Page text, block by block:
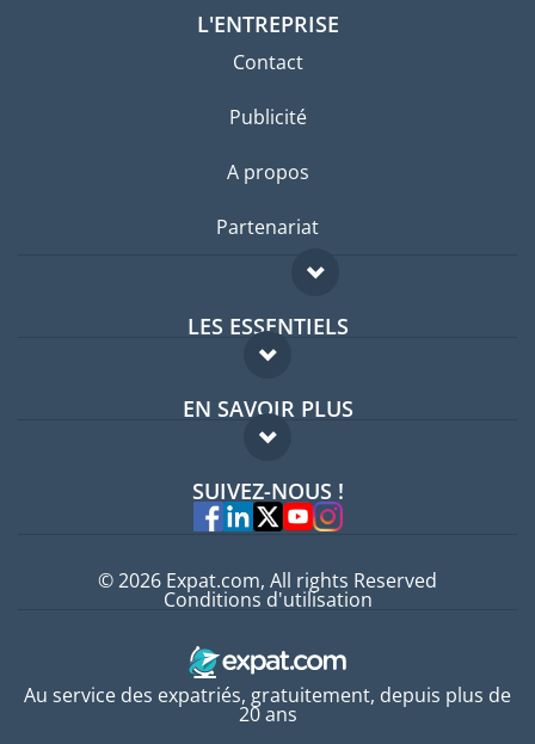
L'ENTREPRISE
Contact
Publicité
A propos
Partenariat
LES ESSENTIELS
Forum expatriés
Guides pays
EN SAVOIR PLUS
FAQ
Experts
SUIVEZ-NOUS !
Au service des expatriés, gratuitement, depuis plus de
20 ans
© 2026 Expat.com, All rights Reserved
Conditions d'utilisation